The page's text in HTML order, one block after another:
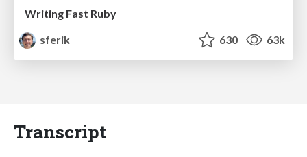
Writing Fast Ruby
sferik
630 63k
Transcript